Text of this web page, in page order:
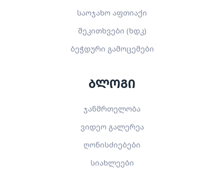
საოჯახო აფთიაქი
შეკითხვები (ხდკ)
ბეჭდური გამოცემები
ბლოგი
ჯანმრთელობა
ვიდეო გალერეა
ღონისძიებები
სიახლეები